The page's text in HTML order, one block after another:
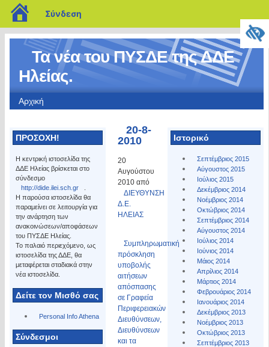
blogs.sch.gr
Σύνδεση
Τα νέα του ΠΥΣΔΕ της ΔΔΕ
Ηλείας.
Αρχική
ΠΡΟΣΟΧΗ!
Η κεντρική ιστοσελίδα της
ΔΔΕ Ηλείας βρίσκεται στο
σύνδεσμο
http://dide.ilei.sch.gr
Η παρούσα ιστοσελίδα θα
παραμείνει σε λειτουργία για
την ανάρτηση των
ανακοινώσεων/αποφάσεων
του ΠΥΣΔΕ Ηλείας.
Το παλαιό περιεχόμενο, ως
ιστοσελίδα της ΔΔΕ, θα
μεταφέρεται σταδιακά στην
νέα ιστοσελίδα.
Δείτε τον Μισθό σας
Personal Info Athena
Σύνδεσμοι
Ιστορικό
Σεπτέμβριος 2015
Αύγουστος 2015
Ιούλιος 2015
Δεκέμβριος 2014
Νοέμβριος 2014
Οκτώβριος 2014
Σεπτέμβριος 2014
Αύγουστος 2014
Ιούλιος 2014
Ιούνιος 2014
Μάιος 2014
Απρίλιος 2014
Μάρτιος 2014
Φεβρουάριος 2014
Ιανουάριος 2014
Δεκέμβριος 2013
Νοέμβριος 2013
Οκτώβριος 2013
Σεπτέμβριος 2013
20-8-
2010
20
Αυγούστου
2010 από
ΔΙΕΥΘΥΝΣΗ
Δ.Ε.
ΗΛΕΙΑΣ
Συμπληρωματική
πρόσκληση
υποβολής
αιτήσεων
απόσπασης
σε Γραφεία
Περιφερειακών
Διευθύνσεων,
Διευθύνσεων
και τα